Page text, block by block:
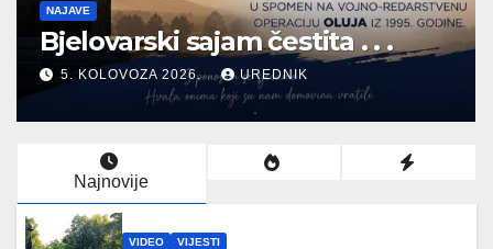
NAJAVE
Bjelovarski sajam čestita . . .
5. KOLOVOZA 2026. UREDNIK
Najnovije
VIDEO VIJESTI